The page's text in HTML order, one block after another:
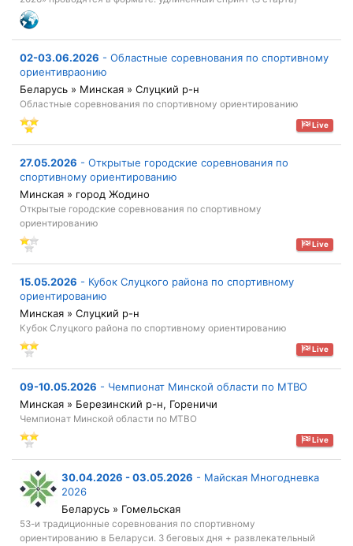
02-03.06.2026 - Областные соревнования по спортивному
ориентивраонию
Беларусь » Минская » Слуцкий р-н
Областные соревнования по спортивному ориентированию
Live
27.05.2026 - Открытые городские соревнования по
спортивному ориентированию
Минская » город Жодино
Открытые городские соревнования по спортивному
ориентированию
Live
15.05.2026 - Кубок Слуцкого района по спортивному
ориентированию
Минская » Слуцкий р-н
Кубок Слуцкого района по спортивному ориентированию
Live
09-10.05.2026 - Чемпионат Минской области по МТВО
Минская » Березинский р-н, Гореничи
Чемпионат Минской области по МТВО
Live
30.04.2026 - 03.05.2026 - Майская Многодневка
2026
Беларусь » Гомельская
53-и традиционные соревнования по спортивному
ориентированию в Беларуси. 3 беговых дня + развлекательный